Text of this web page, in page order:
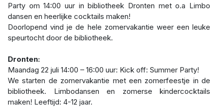
Party om 14:00 uur in bibliotheek Dronten met o.a Limbo
dansen en heerlijke cocktails maken!
Doorlopend vind je de hele zomervakantie weer een leuke
speurtocht door de bibliotheek.
Dronten:
Maandag 22 juli 14:00 – 16:00 uur: Kick off: Summer Party!
We starten de zomervakantie met een zomerfeestje in de
bibliotheek. Limbodansen en zomerse kindercocktails
maken! Leeftijd: 4-12 jaar.